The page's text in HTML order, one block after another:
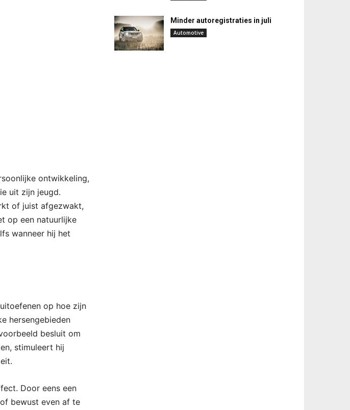
ontwikkeling,
uit zijn jeugd.
of juist afgezwakt,
op een natuurlijke
wanneer hij het
op hoe zijn
hersengebieden
besluit om
stimuleert hij
Door eens een
bewust even af te
Minder autoregistraties in juli
Automotive